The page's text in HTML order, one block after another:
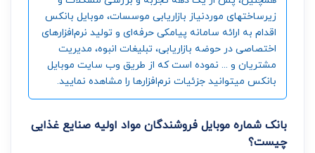
زیرساختهای موردنیاز بازاریابی موسسات، موبایل بانکس
اقدام به ارائه سامانه‌ پیامکی حرفه‌ای و تولید نرم‌افزارهای
اختصاصی در حوضه بازاریابی، تبلیغات انبوه، مدیریت
مشتریان و ... نموده است که از طریق وب سایت موبایل
بانکس میتوانید جزئیات نرم‌افزارها را مشاهده نمایید.
بانک شماره موبایل فروشندگان مواد اولیه صنایع غذایی
چیست؟